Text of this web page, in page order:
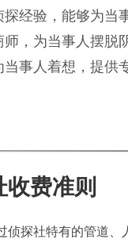
探经验，能够为当
师，为当事人摆脱
事人着想，提供
费准则
侦探社特有的管道、